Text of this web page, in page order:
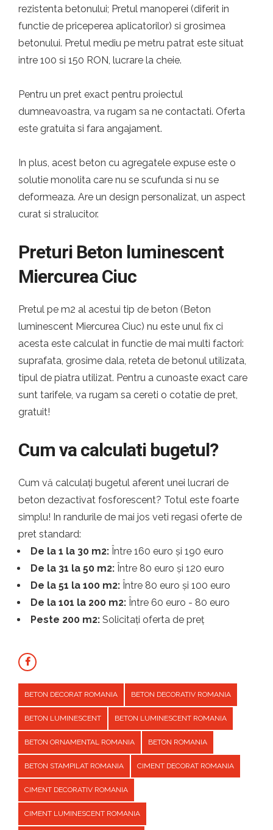
rezistenta betonului; Pretul manoperei (diferit in
functie de priceperea aplicatorilor) si grosimea
betonului. Pretul mediu pe metru patrat este situat
intre 100 si 150 RON, lucrare la cheie.
Pentru un pret exact pentru proiectul
dumneavoastra, va rugam sa ne contactati. Oferta
este gratuita si fara angajament.
In plus, acest beton cu agregatele expuse este o
solutie monolita care nu se scufunda si nu se
deformeaza. Are un design personalizat, un aspect
curat si stralucitor.
Preturi Beton luminescent
Miercurea Ciuc
Pretul pe m2 al acestui tip de beton (Beton
luminescent Miercurea Ciuc) nu este unul fix ci
acesta este calculat in functie de mai multi factori:
suprafata, grosime dala, reteta de betonul utilizata,
tipul de piatra utilizat. Pentru a cunoaste exact care
sunt tarifele, va rugam sa cereti o cotatie de pret,
gratuit!
Cum va calculati bugetul?
Cum vă calculați bugetul aferent unei lucrari de
beton dezactivat fosforescent? Totul este foarte
simplu! In randurile de mai jos veti regasi oferte de
pret standard:
De la 1 la 30 m2: Între 160 euro și 190 euro
De la 31 la 50 m2: Între 80 euro și 120 euro
De la 51 la 100 m2: Între 80 euro și 100 euro
De la 101 la 200 m2: Între 60 euro - 80 euro
Peste 200 m2: Solicitați oferta de preț
BETON DECORAT ROMANIA BETON DECORATIV ROMANIA
BETON LUMINESCENT BETON LUMINESCENT ROMANIA
BETON ORNAMENTAL ROMANIA BETON ROMANIA
BETON STAMPILAT ROMANIA CIMENT DECORAT ROMANIA
CIMENT DECORATIV ROMANIA
CIMENT LUMINESCENT ROMANIA